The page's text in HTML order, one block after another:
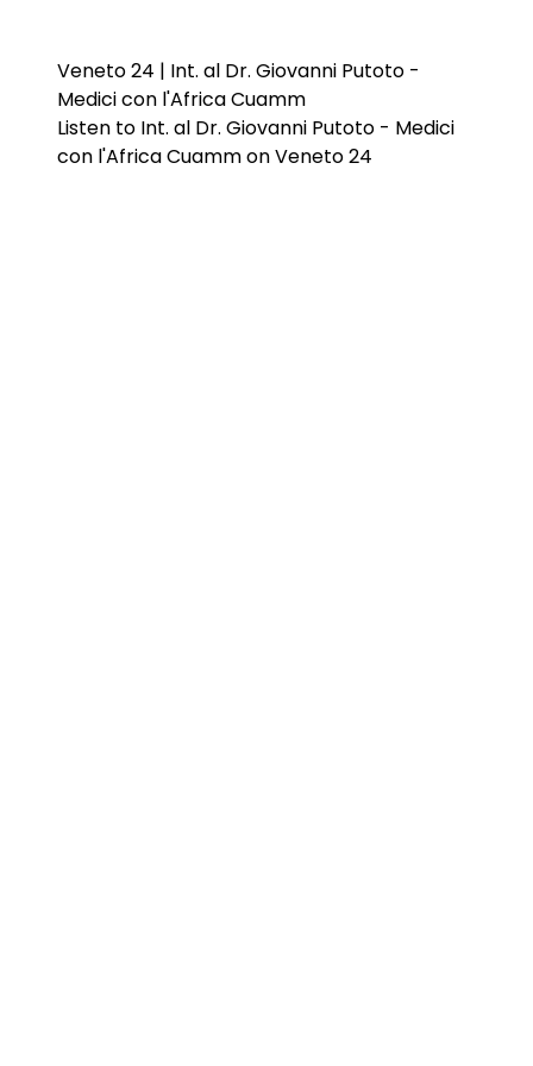
Veneto 24 | Int. al Dr. Giovanni Putoto -
Medici con l'Africa Cuamm
Listen to Int. al Dr. Giovanni Putoto - Medici
con l'Africa Cuamm on Veneto 24